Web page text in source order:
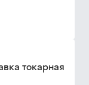
токарная